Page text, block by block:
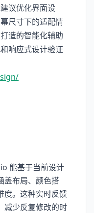
议优化界面设
尺寸下的适配情
造的智能化辅助
响应式设计验证
能基于当前设计
盖布局、颜色搭
度。这种实时反馈
减少反复修改的时